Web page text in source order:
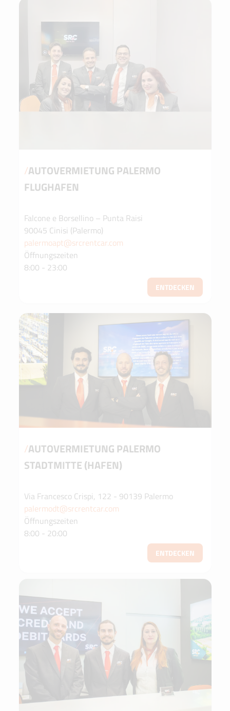
/AUTOVERMIETUNG PALERMO
FLUGHAFEN
Falcone e Borsellino – Punta Raisi
90045 Cinisi (Palermo)
palermoapt@srcrentcar.com
Öffnungszeiten
8:00 - 23:00
ENTDECKEN
/AUTOVERMIETUNG PALERMO
STADTMITTE (HAFEN)
Via Francesco Crispi, 122 - 90139 Palermo
palermodt@srcrentcar.com
Öffnungszeiten
8:00 - 20:00
ENTDECKEN